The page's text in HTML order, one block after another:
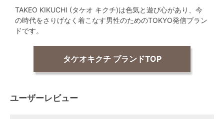
TAKEO KIKUCHI (タケオ キクチ)は色気と遊び心があり、今
の時代をさりげなく着こなす男性のためのTOKYO発信ブラン
ドです。
タケオキクチ ブランドTOP
ユーザーレビュー